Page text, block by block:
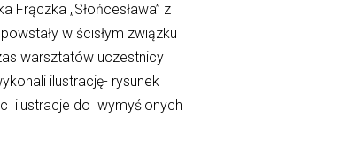
Frączka „Słońcesława” z
w ścisłym związku
warsztatów uczestnicy
ilustrację- rysunek
ilustracje do wymyślonych